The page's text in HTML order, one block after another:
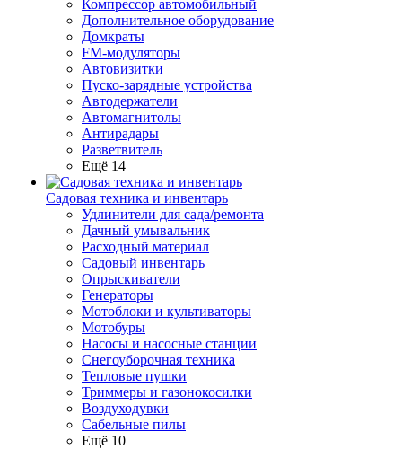
Компрессор автомобильный
Дополнительное оборудование
Домкраты
FM-модуляторы
Автовизитки
Пуско-зарядные устройства
Автодержатели
Автомагнитолы
Антирадары
Разветвитель
Ещё 14
Садовая техника и инвентарь
Удлинители для сада/ремонта
Дачный умывальник
Расходный материал
Садовый инвентарь
Опрыскиватели
Генераторы
Мотоблоки и культиваторы
Мотобуры
Насосы и насосные станции
Снегоуборочная техника
Тепловые пушки
Триммеры и газонокосилки
Воздуходувки
Сабельные пилы
Ещё 10